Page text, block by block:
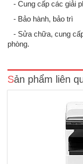
- Cung cấp các giải
- Bảo hành, bảo trì
- Sửa chữa, cung
phòng.
Sản phẩm liên
Máy photo Ricoh
Quét màu mạng - Đảo
độ copy/in: 27 trang A4/